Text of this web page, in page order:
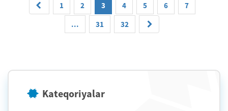
1 2 3 4 5 6
7
...
31 32
Kateqoriyalar